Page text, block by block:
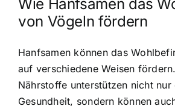
Wie Hanfsamen das
von Vögeln fördern
Hanfsamen können das
auf verschiedene Weisen
Nährstoffe unterstützen nicht
Gesundheit, sondern können